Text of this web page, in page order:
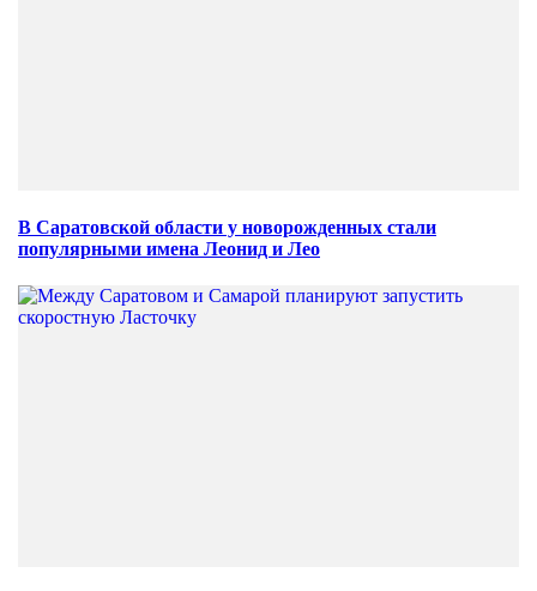
В Саратовской области у новорожденных стали
популярными имена Леонид и Лео